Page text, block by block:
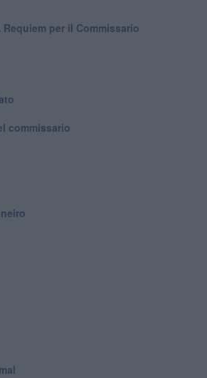
Requiem per il Commissario
commissario